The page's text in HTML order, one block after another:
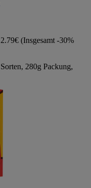
(Insgesamt -30%
280g Packung,